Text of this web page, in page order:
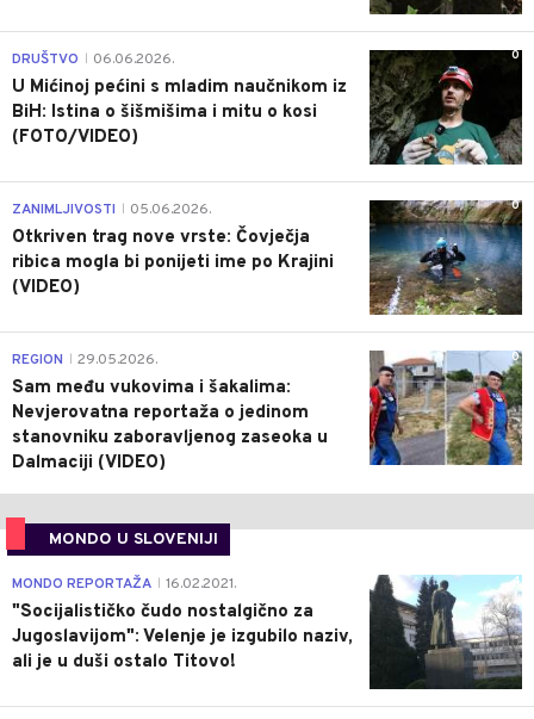
0
DRUŠTVO 06.06.2026.
U Mićinoj pećini s mladim naučnikom iz
BiH: Istina o šišmišima i mitu o kosi
(FOTO/VIDEO)
0
ZANIMLJIVOSTI 05.06.2026.
Otkriven trag nove vrste: Čovječja
ribica mogla bi ponijeti ime po Krajini
(VIDEO)
0
REGION 29.05.2026.
Sam među vukovima i šakalima:
Nevjerovatna reportaža o jedinom
stanovniku zaboravljenog zaseoka u
Dalmaciji (VIDEO)
MONDO U SLOVENIJI
4
MONDO REPORTAŽA 16.02.2021.
"Socijalističko čudo nostalgično za
Jugoslavijom": Velenje je izgubilo naziv,
ali je u duši ostalo Titovo!